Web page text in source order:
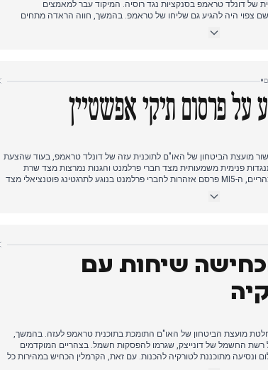
המותנית של דונלד טראמפ בסנקציות נגד רוסיה. המיקוד עבר למאמצים
שם צפוי היה להגיע גם שליחו של טראמפ. בהמשך, חווה הראדה מתחים
•
על פרסום תיקי אפשטיין
מועצת הביטחון של האו"ם לתוכנית עזה של דונלד טראמפ, בעוד שהצעת
פנימית משמעותית מצד חברי פרלמנט והגנות נמרצות מצד שרת
הפנים שאבנה מחמוד. עד תחילת אחר הצהריים, ה-MI5 פרסם אזהרות לחברי פרלמנט בנוגע לתרגטינג פוטנציאלי מצד
התפתחות שזכתה לתשומת לב רחבה, במיוחד לאור שינוי הכיוון
שיחות עם
מועצת הביטחון של האו"ם התומכת בתוכנית טראמפ לעזה. בהמשך,
החשמל של דונייצק, שגרמו להפסקות חשמל. בצהריים המוקדמים
ונסיעה מתוכננת לטורקיה להכנות. עם זאת, הקרמלין הכחיש במהירות כל